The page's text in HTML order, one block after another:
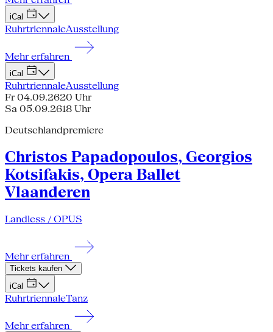
iCal
RuhrtriennaleAusstellung
Mehr erfahren
iCal
RuhrtriennaleAusstellung
Fr 04.09.2620 Uhr
Sa 05.09.2618 Uhr
Deutschlandpremiere
Christos Papadopoulos, Georgios
Kotsifakis, Opera Ballet
Vlaanderen
Landless / OPUS
Mehr erfahren
Tickets kaufen
iCal
RuhrtriennaleTanz
Mehr erfahren